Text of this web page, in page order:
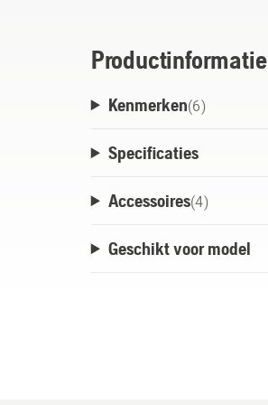
Productinformatie
Kenmerken(6)
Specificaties
Accessoires(4)
Geschikt voor model